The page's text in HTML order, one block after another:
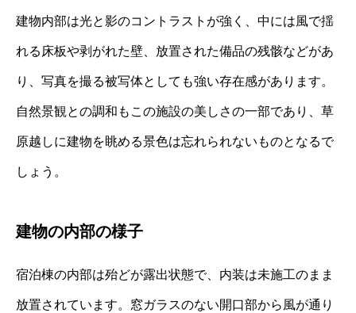
建物内部は光と影のコントラストが強く、中には風で揺
れる床板や剥がれた壁、放置された備品の残骸などがあ
り、写真を撮る被写体としても強い存在感があります。
自然景観との調和もこの施設の美しさの一部であり、草
原越しに建物を眺める景色は忘れられないものとなるで
しょう。
建物の内部の様子
宿泊棟の内部は殆どが露出状態で、内装は未施工のまま
放置されています。窓ガラスのない開口部から風が通り